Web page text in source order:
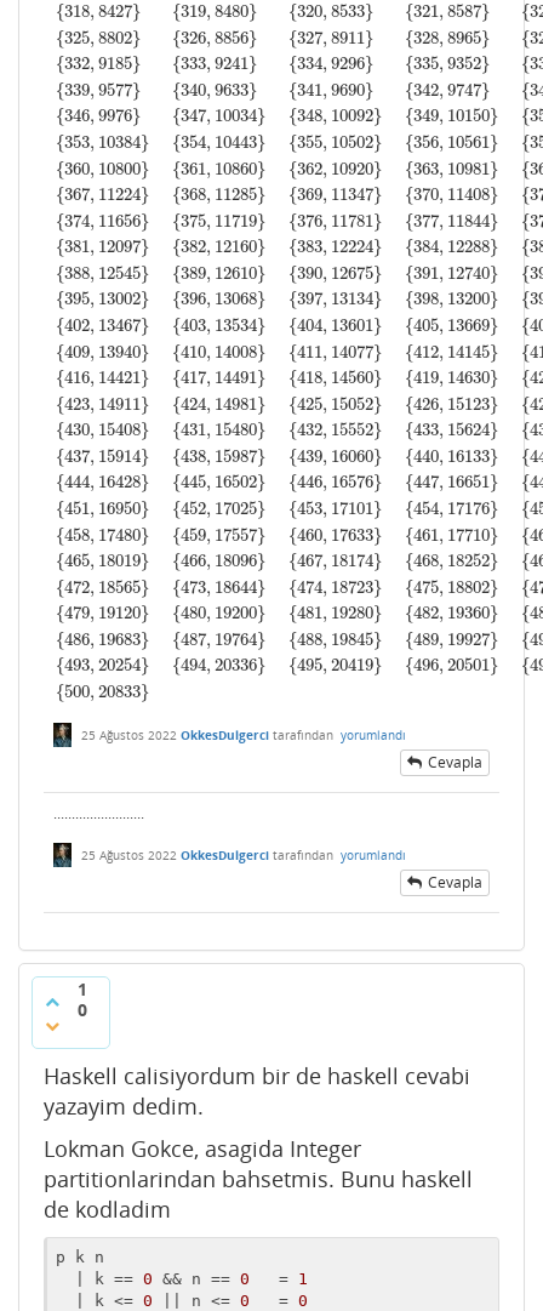
{318, 8427}
{325, 8802}
{332, 9185}
{339, 9577}
{346, 9976}
{353, 10384}
{360, 10800}
{367, 11224}
{374, 11656}
{381, 12097}
{388, 12545}
{395, 13002}
{402, 13467}
{409, 13940}
{416, 14421}
{423, 14911}
{430, 15408}
{437, 15914}
{444, 16428}
{451, 16950}
{458, 17480}
{465, 18019}
{472, 18565}
{479, 19120}
{486, 19683}
{493, 20254}
{500, 20833}
{319, 8480}
{326, 8856}
{333, 9241}
{340, 9633}
{347, 10034}
{354, 10443}
{361, 10860}
{368, 11285}
{375, 11719}
{382, 12160}
{389, 12610}
{396, 13068}
{403, 13534}
{410, 14008}
{417, 14491}
{424, 14981}
{431, 15480}
{438, 15987}
{445, 16502}
{452, 17025}
{459, 17557}
{466, 18096}
{473, 18644}
{480, 19200}
{487, 19764}
{494, 20336}
{320, 8533}
{327, 8911}
{334, 9296}
{341, 9690}
{348, 10092}
{355, 10502}
{362, 10920}
{369, 11347}
{376, 11781}
{383, 12224}
{390, 12675}
{397, 13134}
{404, 13601}
{411, 14077}
{418, 14560}
{425, 15052}
{432, 15552}
{439, 16060}
{446, 16576}
{453, 17101}
{460, 17633}
{467, 18174}
{474, 18723}
{481, 19280}
{488, 19845}
{495, 20419}
{321, 8587}
{328, 8965}
{335, 9352}
{342, 9747}
{349, 10150}
{356, 10561}
{363, 10981}
{370, 11408}
{377, 11844}
{384, 12288}
{391, 12740}
{398, 13200}
{405, 13669}
{412, 14145}
{419, 14630}
{426, 15123}
{433, 15624}
{440, 16133}
{447, 16651}
{454, 17176}
{461, 17710}
{468, 18252}
{475, 18802}
{482, 19360}
{489, 19927}
{496, 20501}
{
{
{
{
{
{
{
{
{
{
{
{
{
{
{
{
{
{
{
{
{
{
{
{
{
{
25 Ağustos 2022 OkkesDulgerci tarafından yorumlandı
Cevapla
.........................
25 Ağustos 2022 OkkesDulgerci tarafından yorumlandı
Cevapla
1
0
Haskell calisiyordum bir de haskell cevabi
yazayim dedim.
Lokman Gokce, asagida Integer
partitionlarindan bahsetmis. Bunu haskell
de kodladim
p k n
  | k ==
0 && n == 0
   =
1
  | k <=
0 || n <= 0
   =
0